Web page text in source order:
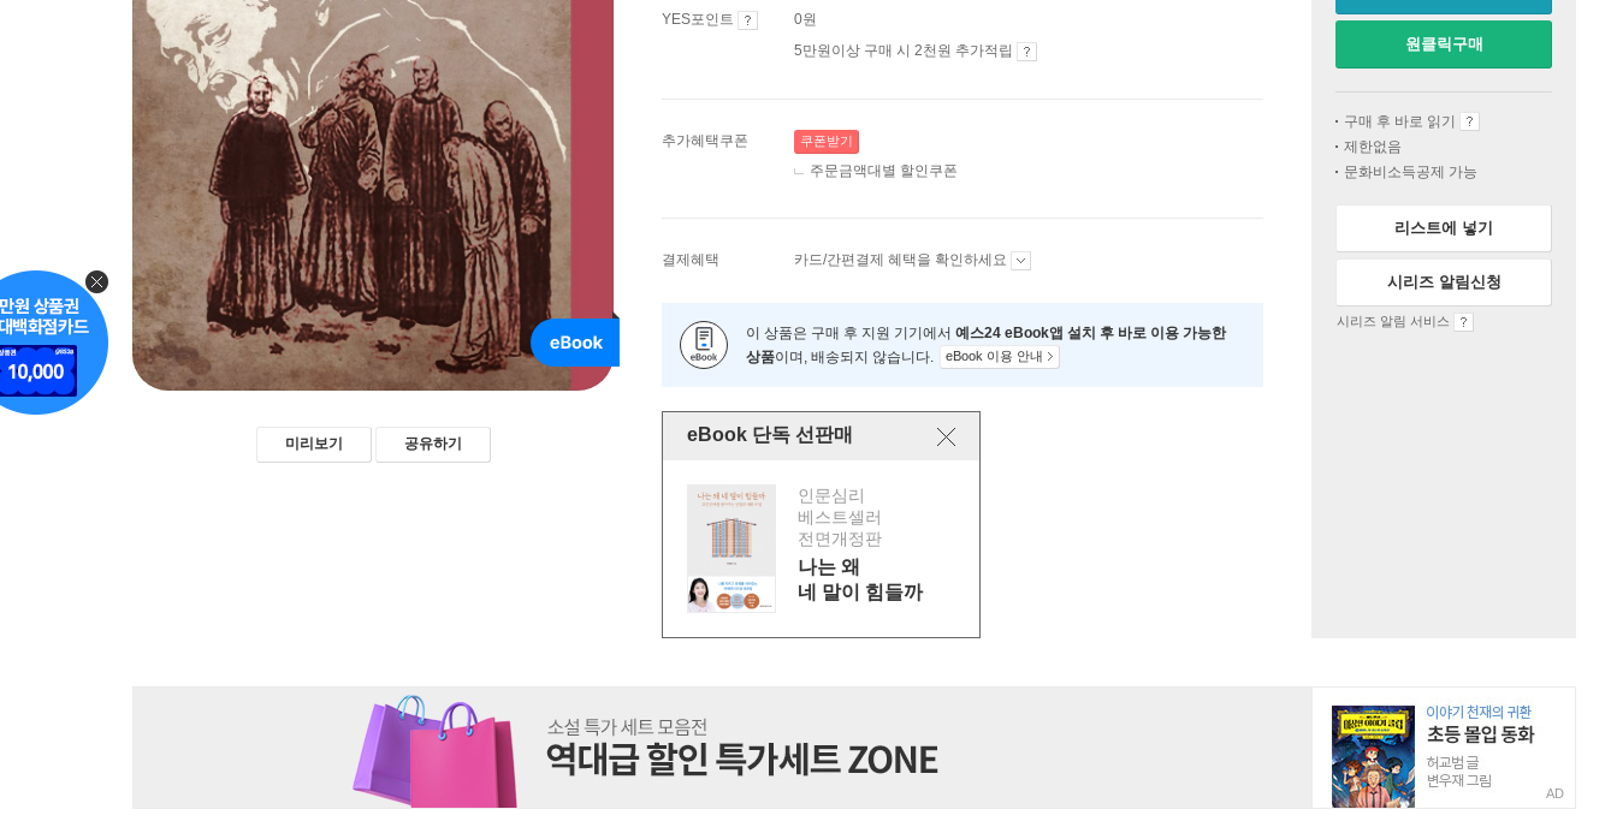
미리보기 공유하기
YES포인트
0원
5만원이상 구매 시 2천원 추가적립
추가혜택쿠폰 쿠폰받기
주문금액대별 할인쿠폰
결제혜택 카드/간편결제 혜택을 확인하세요
이 상품은 구매 후 지원 기기에서 예스24 eBook앱 설치 후 바로 이용 가능한
상품이며, 배송되지 않습니다. eBook 이용 안내
eBook 단독 선판매
인문심리
베스트셀러
전면개정판
나는 왜
네 말이 힘들까
원클릭구매
구매 후 바로 읽기
제한없음
문화비소득공제 가능
리스트에 넣기
시리즈 알림신청
시리즈 알림 서비스
AD